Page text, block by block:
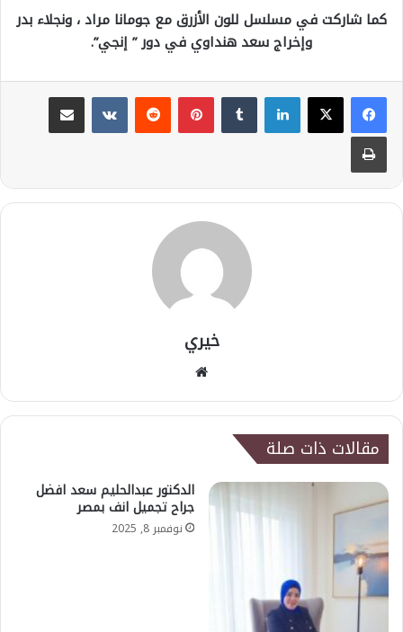
كما شاركت في مسلسل للون الأزرق مع جومانا مراد ، ونجلاء بدر
وإخراج سعد هنداوي في دور ” إنجي”.
لينكدإن بينتيريست
مشاركة عبر البريد
طباعة
خيري
مقالات ذات صلة
الدكتور عبدالحليم سعد افضل
جراح تجميل انف بمصر
نوفمبر 8, 2025